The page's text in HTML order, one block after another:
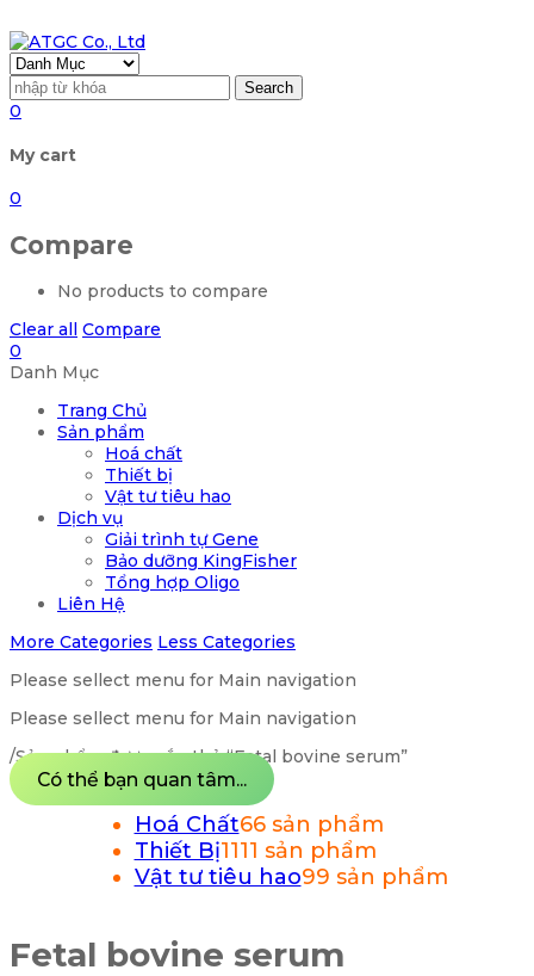
Search
0
My cart
0
Compare
No products to compare
Clear all Compare
0
Danh Mục
Trang Chủ
Sản phẩm
Hoá chất
Thiết bị
Vật tư tiêu hao
Dịch vụ
Giải trình tự Gene
Bảo dưỡng KingFisher
Tổng hợp Oligo
Liên Hệ
More Categories Less Categories
Please sellect menu for Main navigation
Please sellect menu for Main navigation
/Sản phẩm được gắn thẻ “Fetal bovine serum”
Có thể bạn quan tâm...
Hoá Chất66 sản phẩm
Thiết Bị1111 sản phẩm
Vật tư tiêu hao99 sản phẩm
Fetal bovine serum